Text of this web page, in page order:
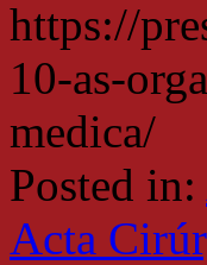
https://
10-as-
medica/
Posted in:
Acta